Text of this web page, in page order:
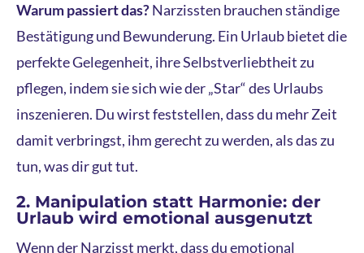
Warum passiert das?Narzissten brauchen ständige
Bestätigung und Bewunderung. Ein Urlaub bietet die
perfekte Gelegenheit, ihre Selbstverliebtheit zu
pflegen, indem sie sich wie der „Star“ des Urlaubs
inszenieren. Du wirst feststellen, dass du mehr Zeit
damit verbringst, ihm gerecht zu werden, als das zu
tun, was dir gut tut.
2. Manipulation statt Harmonie: der
Urlaub wird emotional ausgenutzt
Wenn der Narzisst merkt, dass du emotional